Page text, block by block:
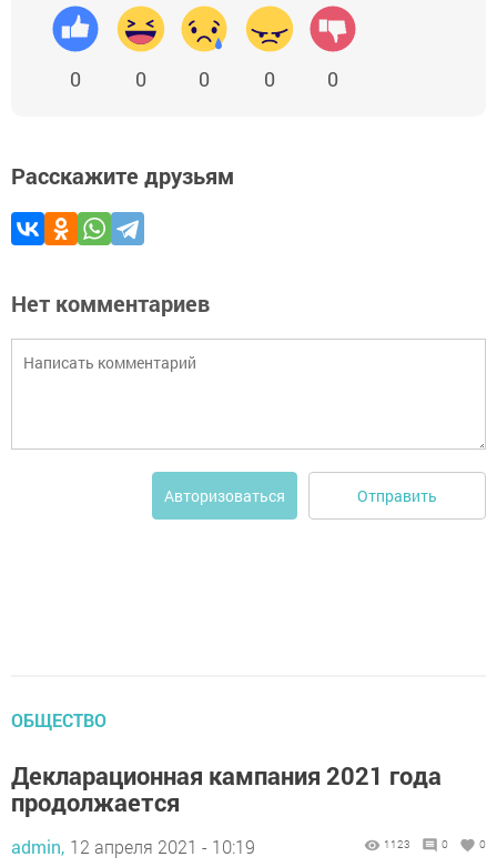
0 0 0 0 0
Расскажите друзьям
Нет комментариев
Авторизоваться Отправить
ОБЩЕСТВО
Декларационная кампания 2021 года
продолжается
admin, 12 апреля 2021 - 10:19 1123 0 0